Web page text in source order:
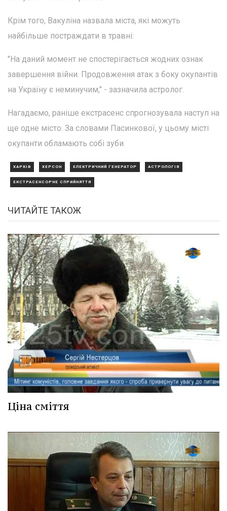
Крім того, Вакуліна назвала міста, які можуть
найбільше постраждати в травні:
"На даний момент не спостерігається жодних ознак
завершення війни. Продовження атак з боку окупантів
на Україну є неминучим," - зазначила астролог.
Нагадаємо, раніше екстрасенс спрогнозувала наступ на
ще одне місто. За словами Пасинкової, у цьому місті
окупанти обламають собі зуби.
ХАРКІВ ХЕРСОН ЕЛЕКТРИЧНИЙ ГЕНЕРАТОР АСТРОЛОГІЯ
ЕКСТРАСЕНСОРНЕ СПРИЙНЯТТЯ
ЧИТАЙТЕ ТАКОЖ
Ціна сміття